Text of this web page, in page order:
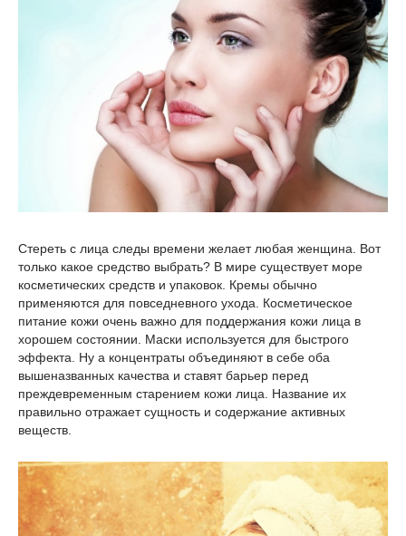
Стереть с лица следы времени желает любая женщина. Вот
только какое средство выбрать? В мире существует море
косметических средств и упаковок. Кремы обычно
применяются для повседневного ухода. Косметическое
питание кожи очень важно для поддержания кожи лица в
хорошем состоянии. Маски используется для быстрого
эффекта. Ну а концентраты объединяют в себе оба
вышеназванных качества и ставят барьер перед
преждевременным старением кожи лица. Название их
правильно отражает сущность и содержание активных
веществ.